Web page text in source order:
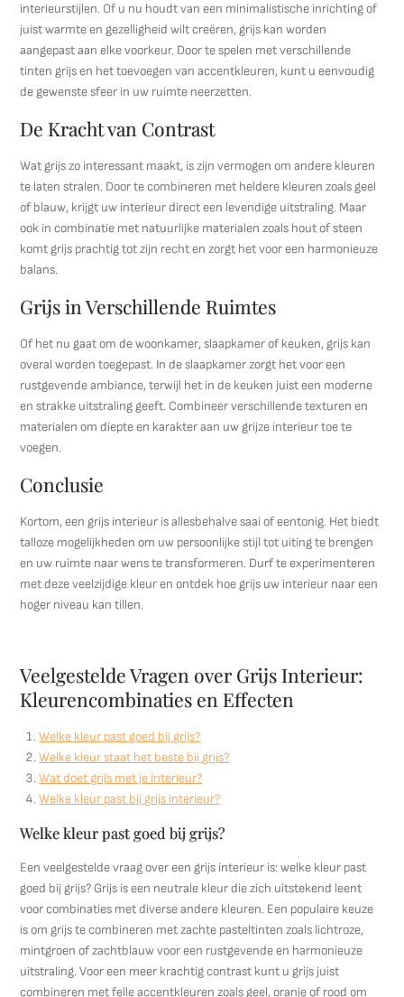
interieurstijlen. Of u nu houdt van een minimalistische inrichting of
juist warmte en gezelligheid wilt creëren, grijs kan worden
aangepast aan elke voorkeur. Door te spelen met verschillende
tinten grijs en het toevoegen van accentkleuren, kunt u eenvoudig
de gewenste sfeer in uw ruimte neerzetten.
De Kracht van Contrast
Wat grijs zo interessant maakt, is zijn vermogen om andere kleuren
te laten stralen. Door te combineren met heldere kleuren zoals geel
of blauw, krijgt uw interieur direct een levendige uitstraling. Maar
ook in combinatie met natuurlijke materialen zoals hout of steen
komt grijs prachtig tot zijn recht en zorgt het voor een harmonieuze
balans.
Grijs in Verschillende Ruimtes
Of het nu gaat om de woonkamer, slaapkamer of keuken, grijs kan
overal worden toegepast. In de slaapkamer zorgt het voor een
rustgevende ambiance, terwijl het in de keuken juist een moderne
en strakke uitstraling geeft. Combineer verschillende texturen en
materialen om diepte en karakter aan uw grijze interieur toe te
voegen.
Conclusie
Kortom, een grijs interieur is allesbehalve saai of eentonig. Het biedt
talloze mogelijkheden om uw persoonlijke stijl tot uiting te brengen
en uw ruimte naar wens te transformeren. Durf te experimenteren
met deze veelzijdige kleur en ontdek hoe grijs uw interieur naar een
hoger niveau kan tillen.
Veelgestelde Vragen over Grijs Interieur:
Kleurencombinaties en Effecten
Welke kleur past goed bij grijs?
Welke kleur staat het beste bij grijs?
Wat doet grijs met je interieur?
Welke kleur past bij grijs interieur?
Welke kleur past goed bij grijs?
Een veelgestelde vraag over een grijs interieur is: welke kleur past
goed bij grijs? Grijs is een neutrale kleur die zich uitstekend leent
voor combinaties met diverse andere kleuren. Een populaire keuze
is om grijs te combineren met zachte pasteltinten zoals lichtroze,
mintgroen of zachtblauw voor een rustgevende en harmonieuze
uitstraling. Voor een meer krachtig contrast kunt u grijs juist
combineren met felle accentkleuren zoals geel, oranje of rood om